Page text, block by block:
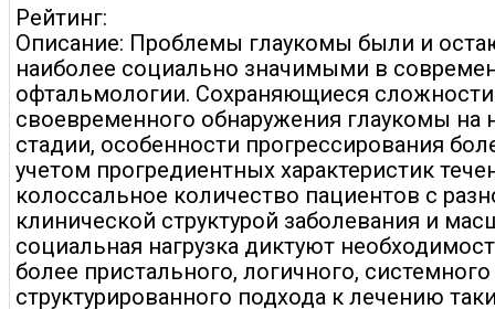
Рейтинг:
Описание: Проблемы глаукомы были и
наиболее социально значимыми в
офтальмологии. Сохраняющиеся сложности
своевременного обнаружения глаукомы на
стадии, особенности прогрессирования
учетом прогредиентных характеристик
колоссальное количество пациентов с
клинической структурой заболевания и
социальная нагрузка диктуют
более пристального, логичного,
структурированного подхода к лечению